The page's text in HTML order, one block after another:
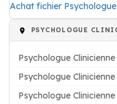
Achat fichier
PSYCHOLOGUE
Psychologue
Psychologue
Psychologue